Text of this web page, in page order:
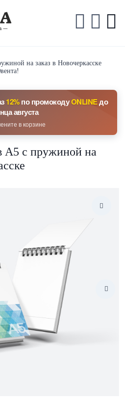
на заказ в Новочеркасске
12%по промокодуONLINEдо
августа
в корзине
А5 с пружиной на